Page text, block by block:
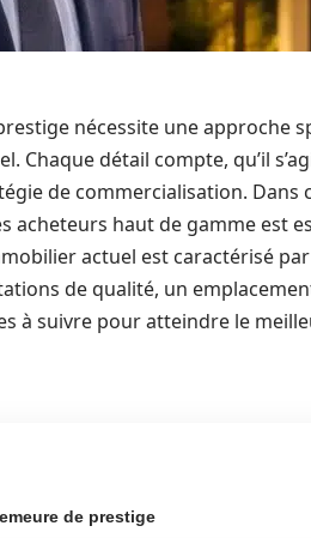
nécessite une approche
détail compte, qu’il
de commercialisation. Dans
acheteurs haut de gamme est
actuel est caractérisé
de qualité, un
à suivre pour atteindre le
de prestige